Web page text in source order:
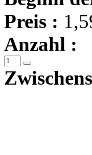
Preis :
Anzahl :